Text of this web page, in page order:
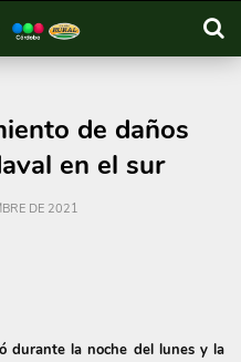
de daños
en el sur
DE 2021
durante la noche del lunes y la